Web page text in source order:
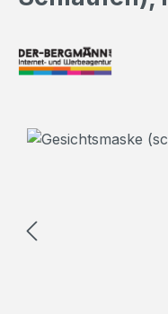
Bildergalerie